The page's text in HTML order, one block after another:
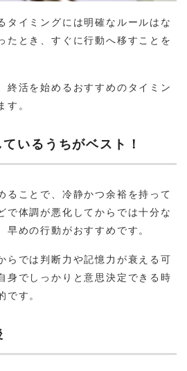
タイミングには明確なルールはな
たとき、すぐに行動へ移すことを
終活を始めるおすすめのタイミン
。
いるうちがベスト！
ることで、冷静かつ余裕を持って
で体調が悪化してからでは十分な
めの行動がおすすめです。
らでは判断力や記憶力が衰える可
身でしっかりと意思決定できる時
す。